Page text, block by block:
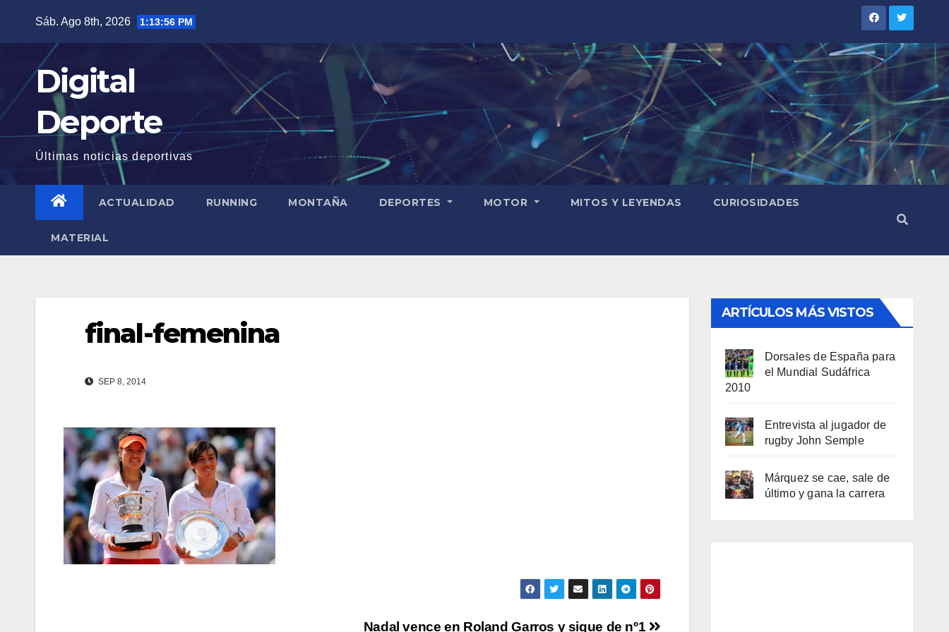
contenido
Sáb. Ago 8th, 2026 1:13:57 PM
Digital
Deporte
Últimas noticias deportivas
ACTUALIDAD RUNNING MONTAÑA DEPORTES MOTOR MITOS Y LEYENDAS CURIOSIDADES
MATERIAL
final-femenina
SEP 8, 2014
Nadal vence en Roland Garros y sigue de nº1
ARTÍCULOS MÁS VISTOS
Dorsales de España para
el Mundial Sudáfrica
2010
Entrevista al jugador de
rugby John Semple
Márquez se cae, sale de
último y gana la carrera